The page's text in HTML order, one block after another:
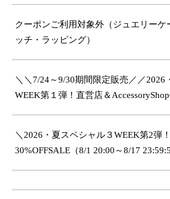
クーポンご利用対象外（ジュエリーケ
ッチ・ラッピング）
＼＼7/24～9/30期間限定販売／／2026
WEEK第１弾！直営店＆
＼2026・夏スペシャル３WEEK第2弾
30%OFFSALE（8/1 20:00～8/17